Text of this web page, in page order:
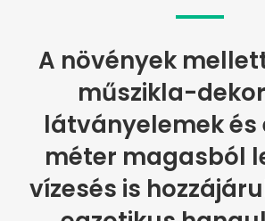
A növények
műszikla-
látványelemek és
méter magasból
vízesés is